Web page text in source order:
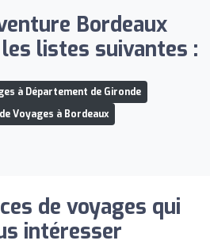
Bordeaux
listes suivantes :
à Département de Gironde
Voyages à Bordeaux
de voyages qui
intéresser